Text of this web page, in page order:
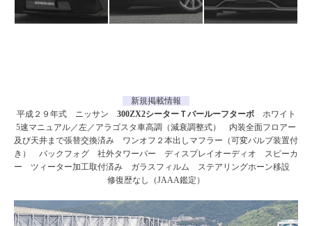
新規掲載情報
平成２９年式 ニッサン 300ZX2シーターＴバールーフターボホワイト
5速マニュアル／左／アラゴスタ車高調（減衰調整式） 内装全面フロアー
及び天井まで張替交換済み ワンオフ２本出しマフラー（可変バルブ装置付
き） バックフォグ 社外タワーバー ディスプレイオーディオ スピーカ
ー ツィーター加工取付済み ガラスフィルム ステアリングホーン移設
修復歴なし（JAAA鑑定）